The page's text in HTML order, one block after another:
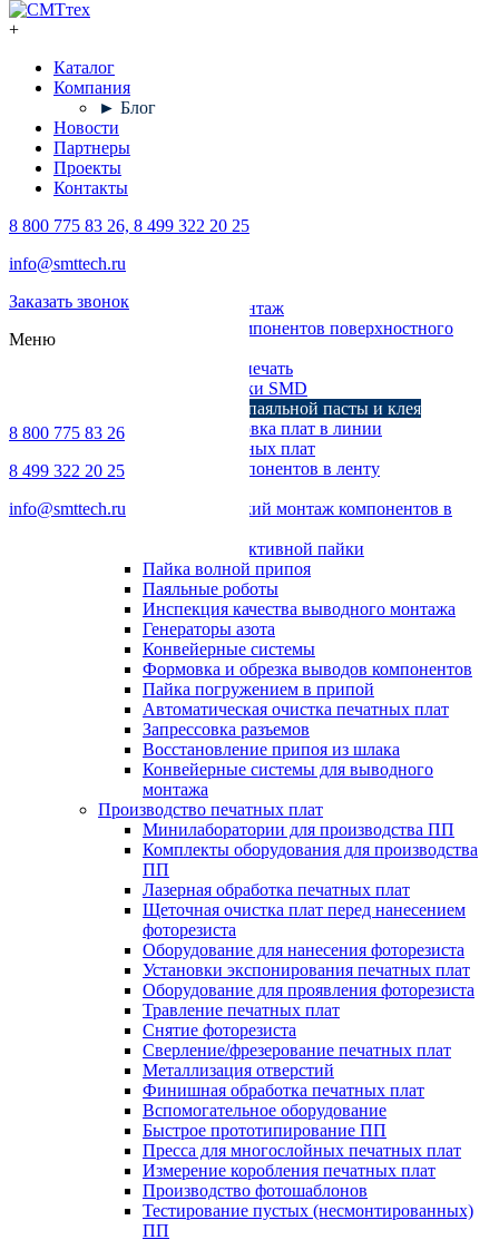
+
Каталог
Компания
► Блог
Новости
Партнеры
Проекты
Контакты
8 800 775 83 26, 8 499 322 20 25
info@smttech.ru
Заказать звонок
Меню
8 800 775 83 26
8 499 322 20 25
info@smttech.ru
Поверхностный монтаж
Установка компонентов поверхностного
Трафаретная печать
Печи для пайки SMD
Дозирование паяльной пасты и клея
Транспортировка плат в линии
Ремонт печатных плат
Упаковка компонентов в ленту
Автоматический монтаж компонентов в
Системы селективной пайки
Пайка волной припоя
Паяльные роботы
Инспекция качества выводного монтажа
Генераторы азота
Конвейерные системы
Формовка и обрезка выводов компонентов
Пайка погружением в припой
Автоматическая очистка печатных плат
Запрессовка разъемов
Восстановление припоя из шлака
Конвейерные системы для выводного
монтажа
Производство печатных плат
Минилаборатории для производства ПП
Комплекты оборудования для производства
ПП
Лазерная обработка печатных плат
Щеточная очистка плат перед нанесением
фоторезиста
Оборудование для нанесения фоторезиста
Установки экспонирования печатных плат
Оборудование для проявления фоторезиста
Травление печатных плат
Снятие фоторезиста
Сверление/фрезерование печатных плат
Металлизация отверстий
Финишная обработка печатных плат
Вспомогательное оборудование
Быстрое прототипирование ПП
Пресса для многослойных печатных плат
Измерение коробления печатных плат
Производство фотошаблонов
Тестирование пустых (несмонтированных)
ПП